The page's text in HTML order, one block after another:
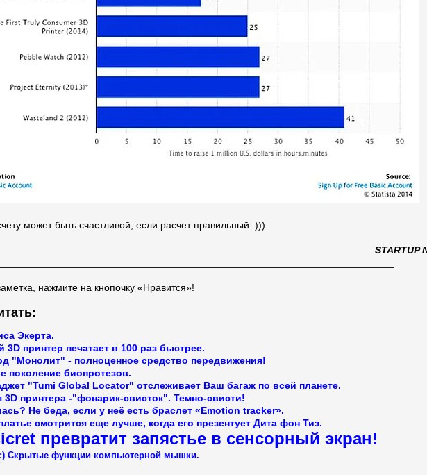
может быть счастливой, если расчет правильный :)))
STARTUP
нажмите на кнопочку «Нравится»!
Экерта.
принтер печатает в 100 раз быстрее.
"Монолит" - полноценное средство передвижения!
поколение биопротезов.
"Tumi Global Locator" отслеживает Ваш багаж по всей планете.
3D принтера -"фонарик-свисток". Темно-свисти!
Не беда, если у неё есть браслет «Emotion tracker».
смотрится еще лучше, когда его презентует Дита фон Тиз.
превратит запястье в сенсорный экран!
Скрытые функции компьютерной мышки.